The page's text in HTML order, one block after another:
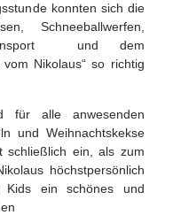
konnten sich die
Schneeballwerfen,
und dem
Nikolaus“ so richtig
für alle anwesenden
und Weihnachtskekse
schließlich ein, als zum
höchstpersönlich
Kids ein schönes und